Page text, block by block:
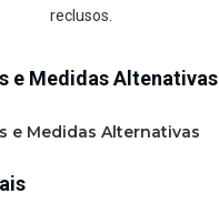
reclusos.
e Medidas Altenativas
e Medidas Alternativas